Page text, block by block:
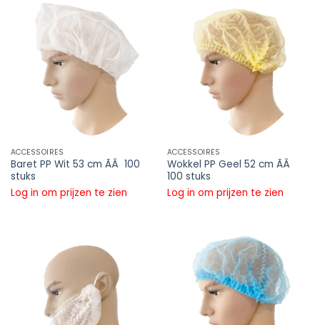
ACCESSOIRES
Baret PP Wit 53 cm ÃÂ 100
stuks
Log in om prijzen te zien
ACCESSOIRES
Wokkel PP Geel 52 cm ÃÂ
100 stuks
Log in om prijzen te zien